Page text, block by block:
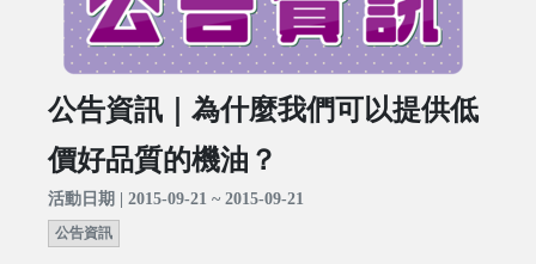
公告資訊｜為什麼我們可以提供低
價好品質的機油？
活動日期 | 2015-09-21 ~ 2015-09-21
公告資訊